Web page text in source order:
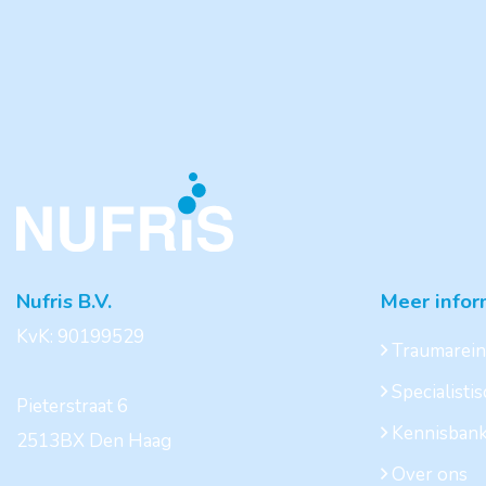
Nufris B.V.
KvK: 90199529
Pieterstraat 6
2513BX Den Haag
Meer
Kennisbank
Over ons